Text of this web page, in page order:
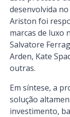
desenvolvida
Ariston foi
marcas de luxo
Salvatore
Arden, Kate
outras.
Em síntese, a
solução
investimento,